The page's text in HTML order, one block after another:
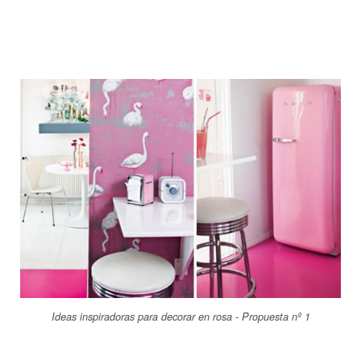
Ideas inspiradoras para decorar en rosa - Propuesta nº 1